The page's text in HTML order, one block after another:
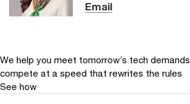
Email
We help you meet tomorrow’s tech demands
compete at a speed that rewrites the rules
See how